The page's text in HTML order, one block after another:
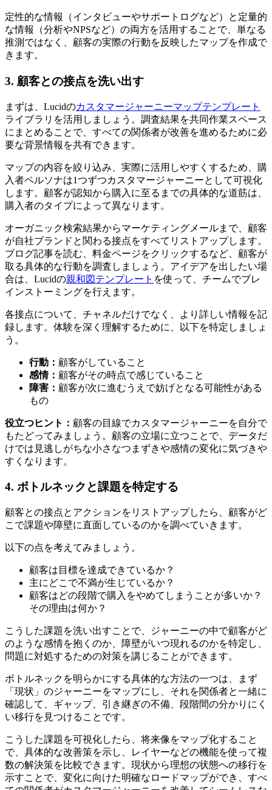
定性的な情報（インタビューやサポートログなど）と定量的
な情報（分析やNPSなど）の両方を活用することで、単なる
推測ではなく、顧客の実際の行動を反映したマップを作成で
きます。
3. 顧客との接点を洗い出す
まずは、Lucidのカスタマージャーニーマップテンプレート
ライブラリを活用しましょう。調査結果を共同作業スペース
にまとめることで、すべての関係者が改善を進めるために必
要な背景情報を共有できます。
マップの内容を絞り込み、実際に活用しやすくするため、購
入者ペルソナは1つずつカスタマージャーニーとして可視化
します。顧客が認知から購入に至るまでの具体的な道筋は、
購入者のタイプによって異なります。
オーガニック検索結果からマーケティングメールまで、顧客
が自社ブランドと関わる接点をすべてリストアップします。
ブログ記事を読む、料金ページをクリックするなど、顧客が
取る具体的な行動を調査しましょう。アイデアを出したい場
合は、Lucidの親和図テンプレート を使って、チームでブレ
インストーミングを行えます。
各接点について、チャネルだけでなく、より詳しい情報を記
録します。体験を深く理解するために、以下を特定しましょ
う。
行動： 顧客がしていること
感情： 顧客がその時点で感じていること
障害： 顧客が次に進むうえで妨げとなる可能性がある
もの
役立つヒント： 顧客の目線でカスタマージャーニーを自分で
もたどってみましょう。顧客の立場に立つことで、データだ
けでは見逃しがちな小さなつまずきや感情の変化に気づきや
すくなります。
4. ボトルネックと課題を特定する
顧客との接点とアクションをリストアップしたら、顧客がど
こで課題や障壁に直面しているのかを調べていきます。
以下の点を考えてみましょう。
顧客は目標を達成できているか？
主にどこで不満が生じているか？
顧客はどの段階で購入をやめてしまうことが多いか？
その理由は何か？
こうした課題を洗い出すことで、ジャーニーの中で顧客がど
のような感情を抱くのか、障壁がいつ現れるのかを特定し、
問題に対処するための対策を講じることができます。
ボトルネックを明らかにする具体的な方法の一つは、まず
「現状」のジャーニーをマップにし、それを関係者と一緒に
確認して、ギャップ、引き継ぎの不備、段階間の分かりにく
い移行を見つけることです。
こうした課題を可視化したら、将来像をマップ化すること
で、具体的な改善策を示し、レイヤーなどの機能を使って複
数の解決策を比較できます。現状から理想の状態への移行を
示すことで、変化に向けた明確なロードマップができ、すべ